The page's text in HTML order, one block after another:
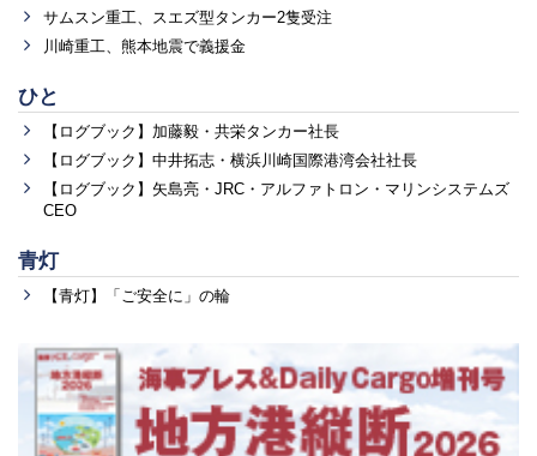
サムスン重工、スエズ型タンカー2隻受注
川崎重工、熊本地震で義援金
ひと
【ログブック】加藤毅・共栄タンカー社長
【ログブック】中井拓志・横浜川崎国際港湾会社社長
【ログブック】矢島亮・JRC・アルファトロン・マリンシステムズ
CEO
青灯
【青灯】「ご安全に」の輪